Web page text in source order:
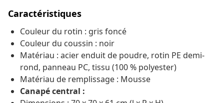
Caractéristiques
Couleur du rotin : gris foncé
Couleur du coussin : noir
Matériau : acier enduit de poudre, rotin PE demi-
rond, panneau PC, tissu (100 % polyester)
Matériau de remplissage : Mousse
Canapé central :